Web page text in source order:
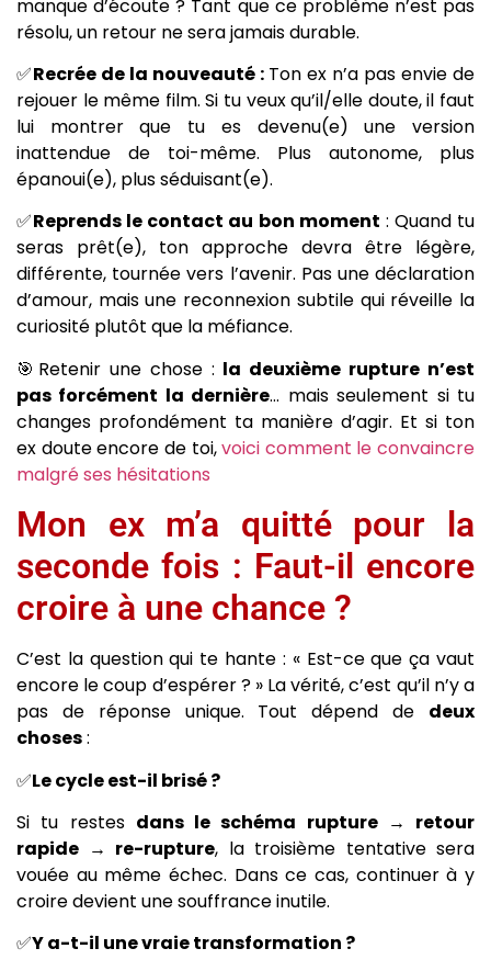
manque d’écoute ? Tant que ce problème n’est pas
résolu, un retour ne sera jamais durable.
✅Recrée de la nouveauté :Ton ex n’a pas envie de
rejouer le même film. Si tu veux qu’il/elle doute, il faut
lui montrer que tu es devenu(e) une version
inattendue de toi-même. Plus autonome, plus
épanoui(e), plus séduisant(e).
✅Reprends le contact au bon moment : Quand tu
seras prêt(e), ton approche devra être légère,
différente, tournée vers l’avenir. Pas une déclaration
d’amour, mais une reconnexion subtile qui réveille la
curiosité plutôt que la méfiance.
🎯Retenir une chose : la deuxième rupture n’est
pas forcément la dernière… mais seulement si tu
changes profondément ta manière d’agir. Et si ton
ex doute encore de toi,voici comment le convaincre
malgré ses hésitations
Mon ex m’a quitté pour la
seconde fois : Faut-il encore
croire à une chance ?
C’est la question qui te hante : « Est-ce que ça vaut
encore le coup d’espérer ? » La vérité, c’est qu’il n’y a
pas de réponse unique. Tout dépend de deux
choses:
✅Le cycle est-il brisé ?
Si tu restes dans le schéma rupture → retour
rapide → re-rupture, la troisième tentative sera
vouée au même échec. Dans ce cas, continuer à y
croire devient une souffrance inutile.
✅Y a-t-il une vraie transformation ?